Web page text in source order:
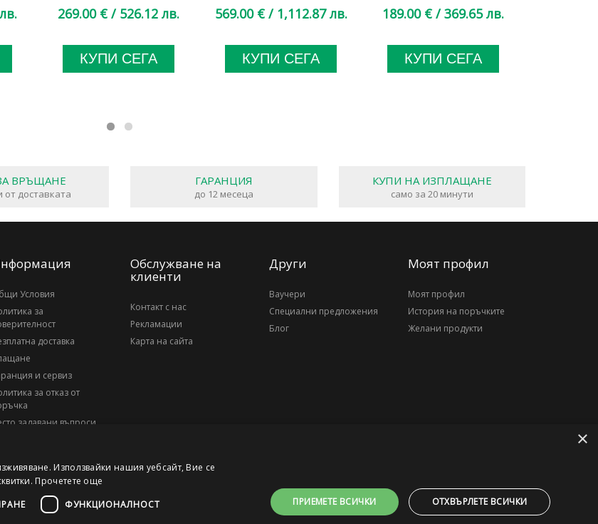
269.00 € / 526.12 лв.
КУПИ СЕГА
569.00 €/ 1,112.87 лв.
КУПИ СЕГА
189.00 € / 369.65 лв.
КУПИ СЕГА
ВРЪЩАНЕ
от доставката
ГАРАНЦИЯ
до 12 месеца
КУПИ НА ИЗПЛАЩАНЕ
само за 20 минути
Условия
за
доставка
и сервиз
за отказ от
задавани въпроси
Обслужване на
клиенти
Контакт с нас
Рекламации
Карта на сайта
Други
Ваучери
Специални предложения
Блог
Моят профил
Моят профил
История на поръчките
Желани продукти
×
Използвайки нашия уебсайт, Вие се
Прочетете още
ФУНКЦИОНАЛНОСТ ПРИЕМЕТЕ ВСИЧКИ ОТХВЪРЛЕТЕ ВСИЧКИ